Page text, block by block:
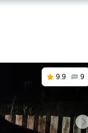
9.9 9